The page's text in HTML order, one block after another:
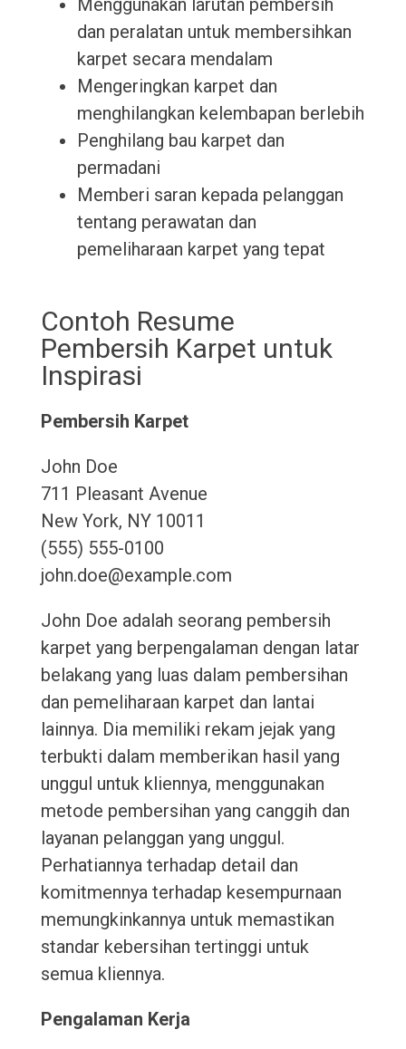
Menggunakan larutan pembersih
dan peralatan untuk membersihkan
karpet secara mendalam
Mengeringkan karpet dan
menghilangkan kelembapan berlebih
Penghilang bau karpet dan
permadani
Memberi saran kepada pelanggan
tentang perawatan dan
pemeliharaan karpet yang tepat
Contoh Resume
Pembersih Karpet untuk
Inspirasi
Pembersih Karpet
John Doe
711 Pleasant Avenue
New York, NY 10011
(555) 555-0100
john.doe@example.com
John Doe adalah seorang pembersih
karpet yang berpengalaman dengan latar
belakang yang luas dalam pembersihan
dan pemeliharaan karpet dan lantai
lainnya. Dia memiliki rekam jejak yang
terbukti dalam memberikan hasil yang
unggul untuk kliennya, menggunakan
metode pembersihan yang canggih dan
layanan pelanggan yang unggul.
Perhatiannya terhadap detail dan
komitmennya terhadap kesempurnaan
memungkinkannya untuk memastikan
standar kebersihan tertinggi untuk
semua kliennya.
Pengalaman Kerja